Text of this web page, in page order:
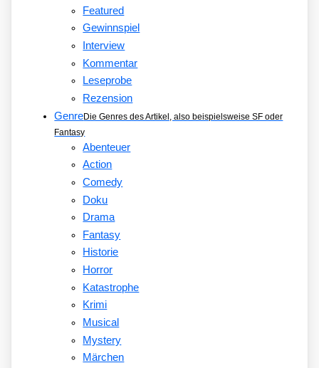
Featured
Gewinnspiel
Interview
Kommentar
Leseprobe
Rezension
GenreDie Genres des Artikel, also beispielsweise SF oder
Fantasy
Abenteuer
Action
Comedy
Doku
Drama
Fantasy
Historie
Horror
Katastrophe
Krimi
Musical
Mystery
Märchen